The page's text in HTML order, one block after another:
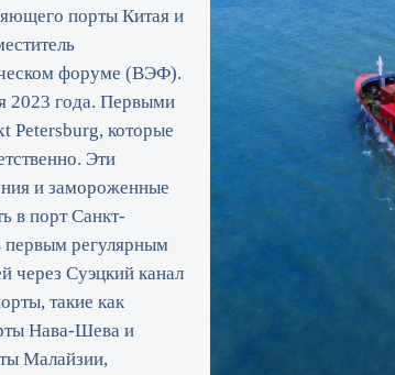
порты Китая и
форуме (ВЭФ).
2023 года. Первыми
Petersburg, которые
Эти
и замороженные
в порт Санкт-
первым регулярным
через Суэцкий канал
такие как
Нава-Шева и
Малайзии,